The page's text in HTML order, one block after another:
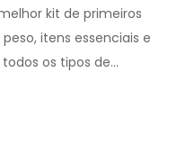
kit de primeiros
itens essenciais e
os tipos de